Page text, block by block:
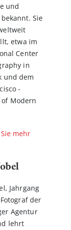
und
Sie
etwa im
Center
in
und dem
Modern
mehr
Jahrgang
der
Agentur
lehrt